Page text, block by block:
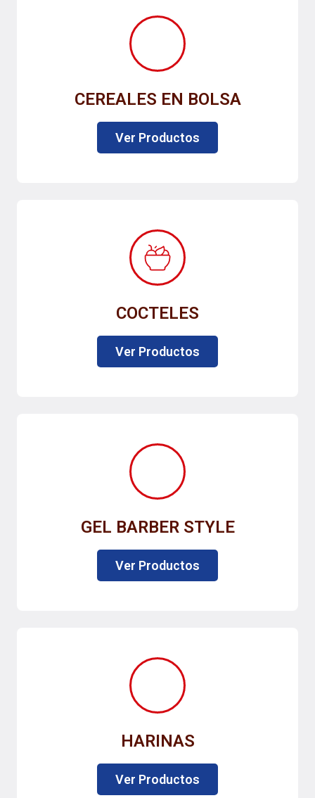
CEREALES EN BOLSA
Ver Productos
COCTELES
Ver Productos
GEL BARBER STYLE
Ver Productos
HARINAS
Ver Productos